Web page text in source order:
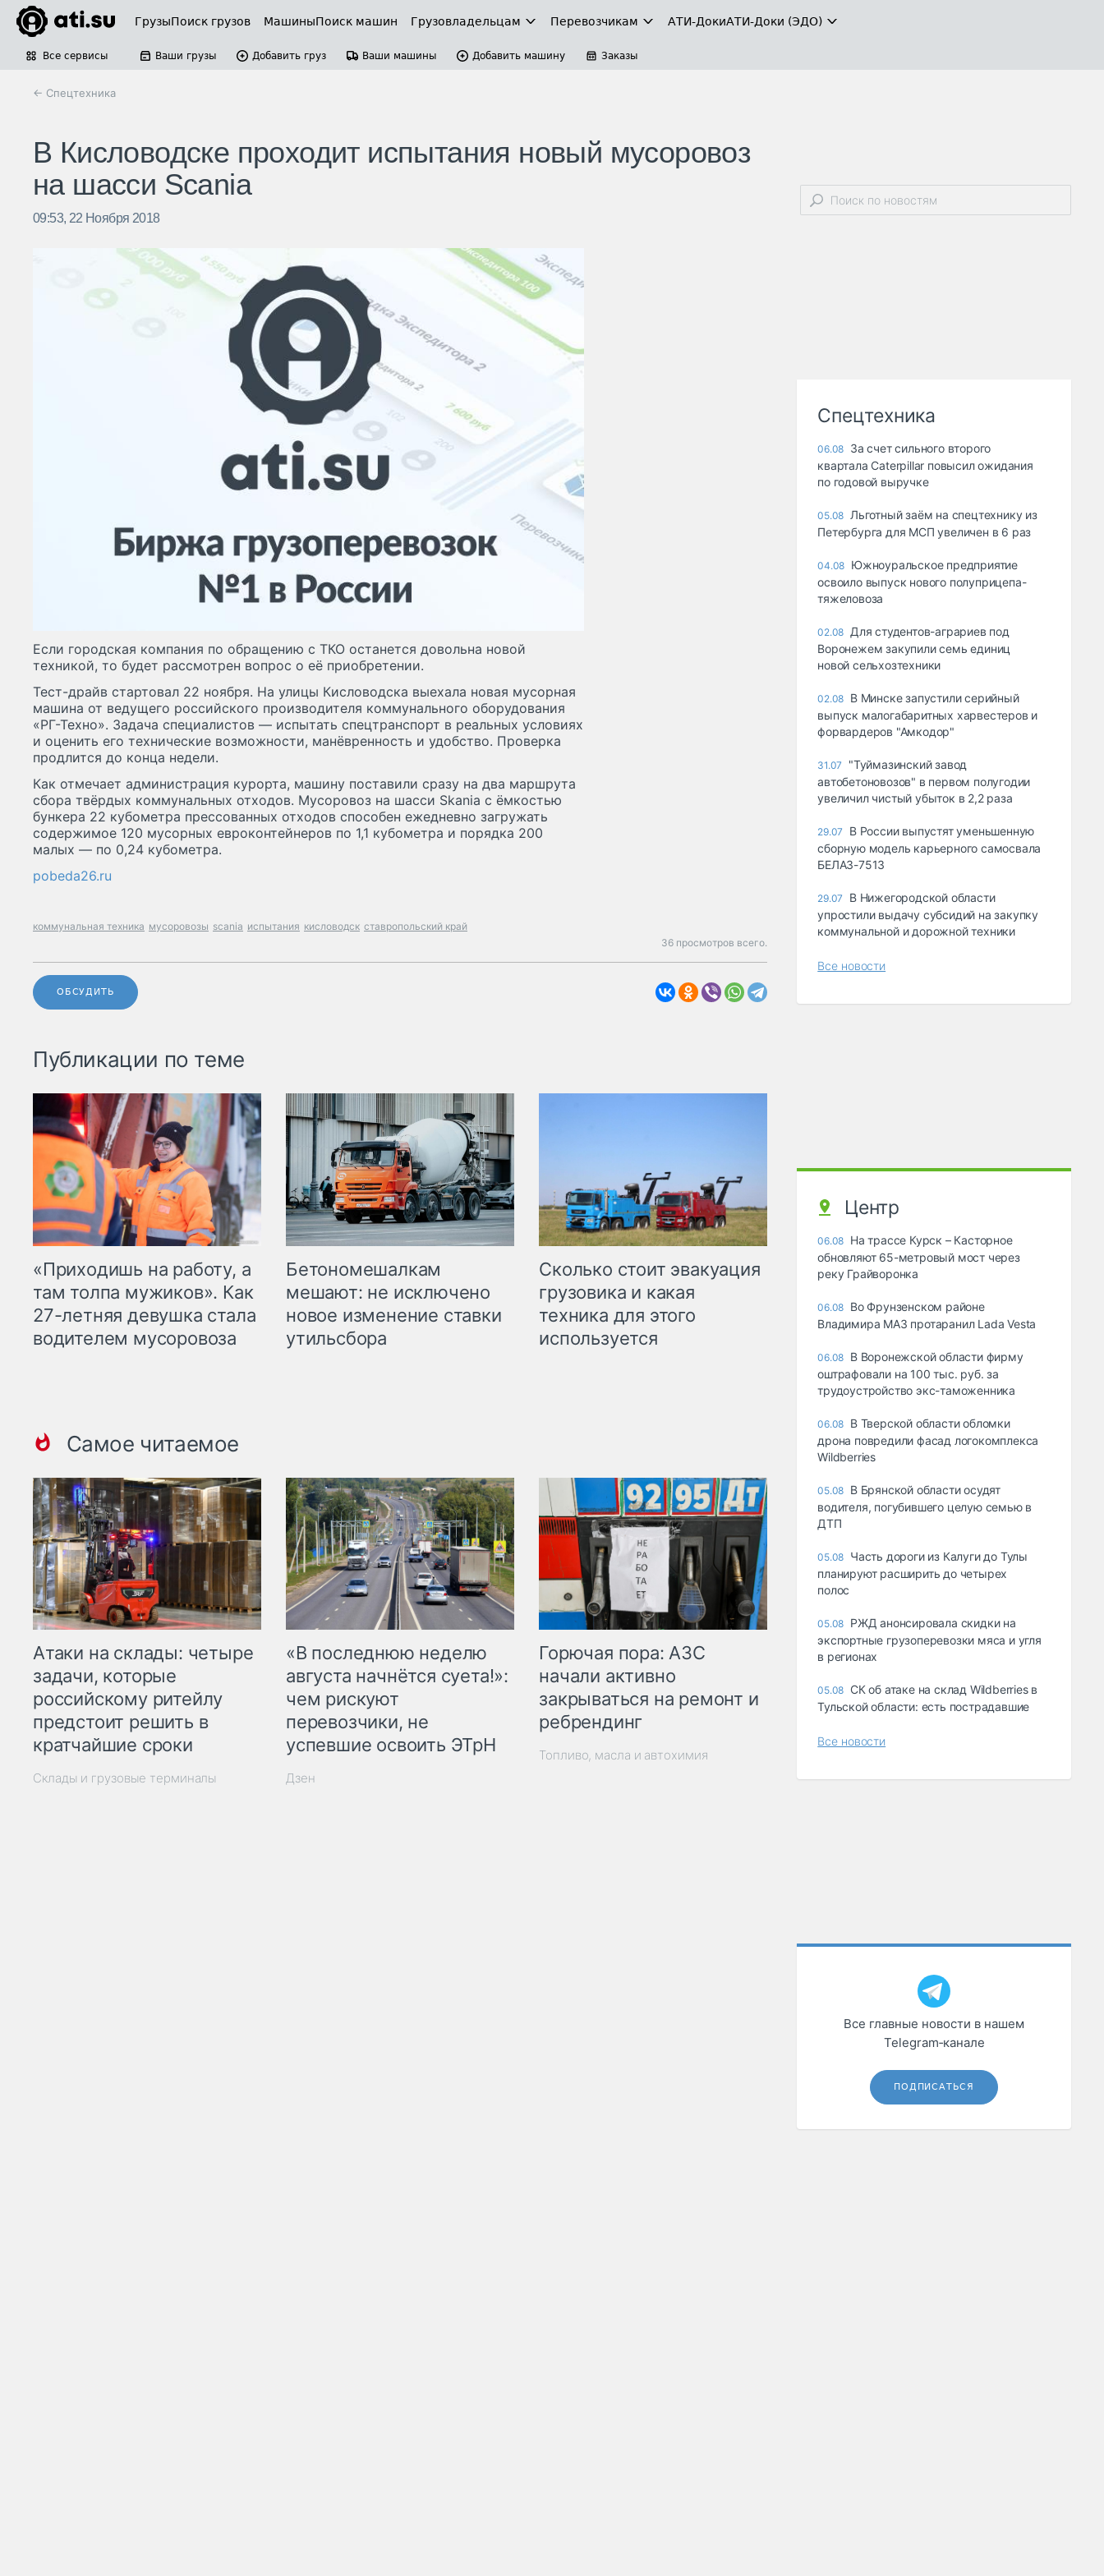
ГрузыПоиск грузов МашиныПоиск машин Грузовладельцам Перевозчикам АТИ-ДокиАТИ-Доки (ЭДО)
Все сервисы Ваши грузы Добавить груз Ваши машины Добавить машину Заказы
← Спецтехника
В Кисловодске проходит испытания новый мусоровоз
на шасси Scania
09:53, 22 Ноября 2018
Если городская компания по обращению с ТКО останется довольна новой
техникой, то будет рассмотрен вопрос о её приобретении.
Тест-драйв стартовал 22 ноября. На улицы Кисловодска выехала новая мусорная
машина от ведущего российского производителя коммунального оборудования
«РГ-Техно». Задача специалистов — испытать спецтранспорт в реальных условиях
и оценить его технические возможности, манёвренность и удобство. Проверка
продлится до конца недели.
Как отмечает администрация курорта, машину поставили сразу на два маршрута
сбора твёрдых коммунальных отходов. Мусоровоз на шасси Skania с ёмкостью
бункера 22 кубометра прессованных отходов способен ежедневно загружать
содержимое 120 мусорных евроконтейнеров по 1,1 кубометра и порядка 200
малых — по 0,24 кубометра.
pobeda26.ru
коммунальная техника мусоровозы scania испытания кисловодск ставропольский край
36 просмотров всего.
ОБСУДИТЬ
Публикации по теме
«Приходишь на работу, а
там толпа мужиков». Как
27-летняя девушка стала
водителем мусоровоза
Бетономешалкам
мешают: не исключено
новое изменение ставки
утильсбора
Сколько стоит эвакуация
грузовика и какая
техника для этого
используется
Самое читаемое
Атаки на склады: четыре
задачи, которые
российскому ритейлу
предстоит решить в
кратчайшие сроки
Склады и грузовые терминалы
«В последнюю неделю
августа начнётся суета!»:
чем рискуют
перевозчики, не
успевшие освоить ЭТрН
Дзен
Горючая пора: АЗС
начали активно
закрываться на ремонт и
ребрендинг
Топливо, масла и автохимия
Спецтехника
06.08 За счет сильного второго
квартала Caterpillar повысил ожидания
по годовой выручке
05.08 Льготный заём на спецтехнику из
Петербурга для МСП увеличен в 6 раз
04.08 Южноуральское предприятие
освоило выпуск нового полуприцепа-
тяжеловоза
02.08 Для студентов-аграриев под
Воронежем закупили семь единиц
новой сельхозтехники
02.08 В Минске запустили серийный
выпуск малогабаритных харвестеров и
форвардеров "Амкодор"
31.07
"Туймазинский завод
автобетоновозов" в первом полугодии
увеличил чистый убыток в 2,2 раза
29.07
В России выпустят уменьшенную
сборную модель карьерного самосвала
БЕЛАЗ-7513
29.07
В Нижегородской области
упростили выдачу субсидий на закупку
коммунальной и дорожной техники
Все новости
Центр
06.08 На трассе Курск – Касторное
обновляют 65-метровый мост через
реку Грайворонка
06.08 Во Фрунзенском районе
Владимира МАЗ протаранил Lada Vesta
06.08 В Воронежской области фирму
оштрафовали на 100 тыс. руб. за
трудоустройство экс-таможенника
06.08 В Тверской области обломки
дрона повредили фасад логокомплекса
Wildberries
05.08 В Брянской области осудят
водителя, погубившего целую семью в
ДТП
05.08 Часть дороги из Калуги до Тулы
планируют расширить до четырех
полос
05.08 РЖД анонсировала скидки на
экспортные грузоперевозки мяса и угля
в регионах
05.08 СК об атаке на склад Wildberries в
Тульской области: есть пострадавшие
Все новости
Все главные новости в нашем
Telegram‑канале
ПОДПИСАТЬСЯ